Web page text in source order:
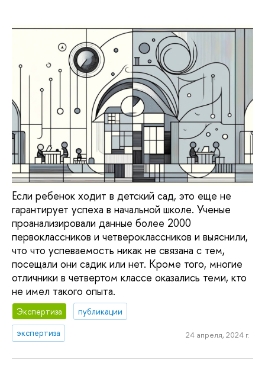
Если ребенок ходит в детский сад, это еще не
гарантирует успеха в начальной школе. Ученые
проанализировали данные более 2000
первоклассников и четвероклассников и выяснили,
что что успеваемость никак не связана с тем,
посещали они садик или нет. Кроме того, многие
отличники в четвертом классе оказались теми, кто
не имел такого опыта.
Экспертиза
публикации
экспертиза
24 апреля, 2024 г.